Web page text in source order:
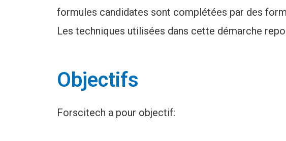
formules candidates sont complétées par des
Les techniques utilisées dans cette démarche
Objectifs
Forscitech a pour objectif: